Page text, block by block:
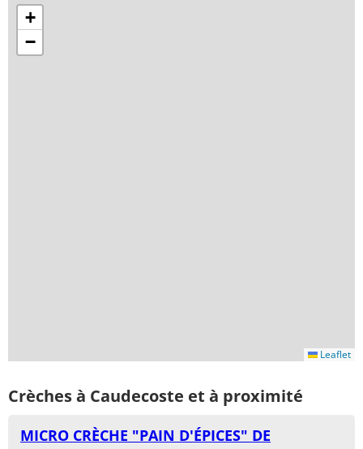
+
−
Leaflet
Crèches à Caudecoste et à proximité
MICRO CRÈCHE "PAIN D'ÉPICES" DE